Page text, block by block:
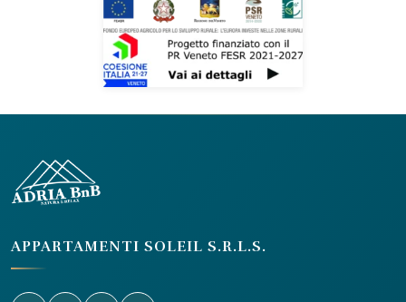
APPARTAMENTI SOLEIL S.R.L.S.